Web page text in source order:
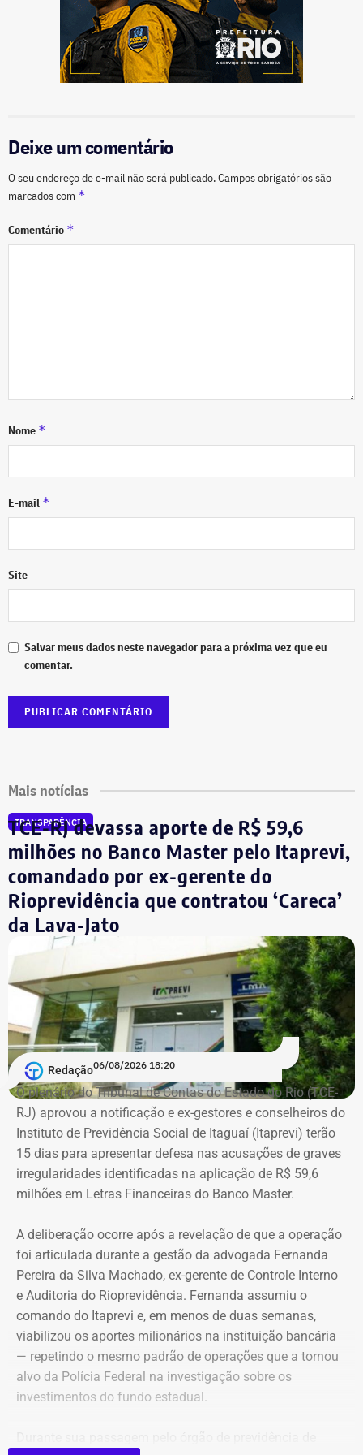
Deixe um comentário
O seu endereço de e-mail não será publicado.Campos obrigatórios são
marcados com *
Comentário *
Nome *
E-mail *
Site
Salvar meus dados neste navegador para a próxima vez que eu
comentar.
Mais notícias
TRANSPARÊNCIA
TCE-RJ devassa aporte de R$ 59,6
milhões no Banco Master pelo Itaprevi,
comandado por ex-gerente do
Rioprevidência que contratou ‘Careca’
da Lava-Jato
Redação06/08/2026 18:20
O plenário do Tribunal de Contas do Estado do Rio (TCE-
RJ) aprovou a notificação e ex-gestores e conselheiros do
Instituto de Previdência Social de Itaguaí (Itaprevi) terão
15 dias para apresentar defesa nas acusações de graves
irregularidades identificadas na aplicação de R$ 59,6
milhões em Letras Financeiras do Banco Master.
A deliberação ocorre após a revelação de que a operação
foi articulada durante a gestão da advogada Fernanda
Pereira da Silva Machado, ex-gerente de Controle Interno
e Auditoria do Rioprevidência. Fernanda assumiu o
comando do Itaprevi e, em menos de duas semanas,
viabilizou os aportes milionários na instituição bancária
— repetindo o mesmo padrão de operações que a tornou
alvo da Polícia Federal na investigação sobre os
investimentos do fundo estadual.